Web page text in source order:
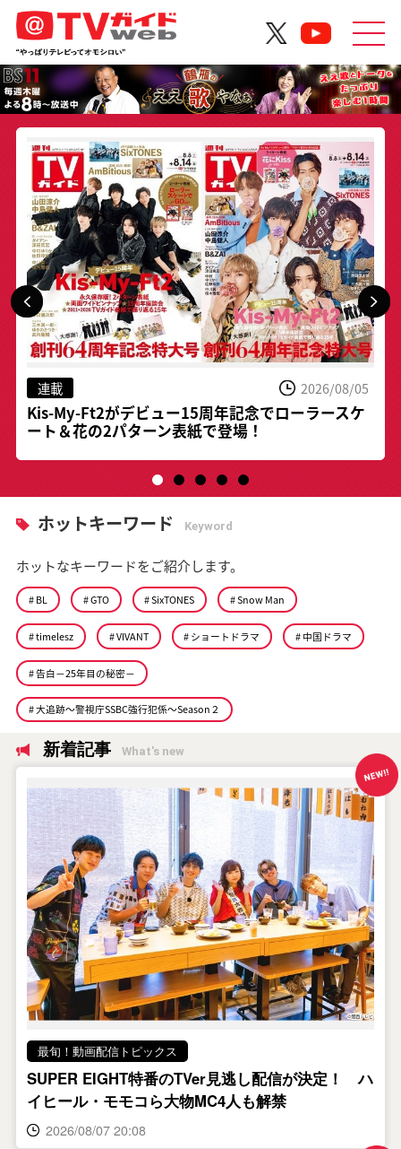
連載 2026/08/05
Kis-My-Ft2がデビュー15周年記念でローラースケ
ート＆花の2パターン表紙で登場！
ニュース 2026/08/07
ラウール＆深澤辰哉が「アナザースカイ」へ パ
リと武蔵小山で見つめる現在地
ホットキーワード Keyword
ホットなキーワードをご紹介します。
# BL # GTO # SixTONES # Snow Man
# timelesz # VIVANT # ショートドラマ # 中国ドラマ
# 告白－25年目の秘密－
# 大追跡～警視庁SSBC強行犯係～Season２
新着記事 What's new
最旬！動画配信トピックス
SUPER EIGHT特番のTVer見逃し配信が決定！ ハ
イヒール・モモコら大物MC4人も解禁
2026/08/07 20:08